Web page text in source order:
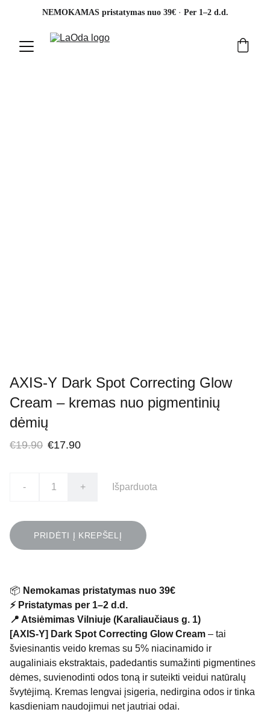
NEMOKAMAS pristatymas nuo 39€ · Per 1–2 d.d.
AXIS-Y Dark Spot Correcting Glow
Cream – kremas nuo pigmentinių
dėmių
€19.90 €17.90
- + Išparduota
PRIDĖTI Į KREPŠELĮ
📦 Nemokamas pristatymas nuo 39€
⚡ Pristatymas per 1–2 d.d.
📍 Atsiėmimas Vilniuje (Karaliaučiaus g. 1)
[AXIS-Y] Dark Spot Correcting Glow Cream – tai
šviesinantis veido kremas su 5% niacinamido ir
augaliniais ekstraktais, padedantis sumažinti pigmentines
dėmes, suvienodinti odos toną ir suteikti veidui natūralų
švytėjimą. Kremas lengvai įsigeria, nedirgina odos ir tinka
kasdieniam naudojimui net jautriai odai.